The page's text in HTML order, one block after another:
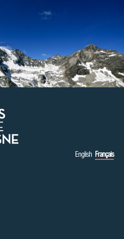
English Français